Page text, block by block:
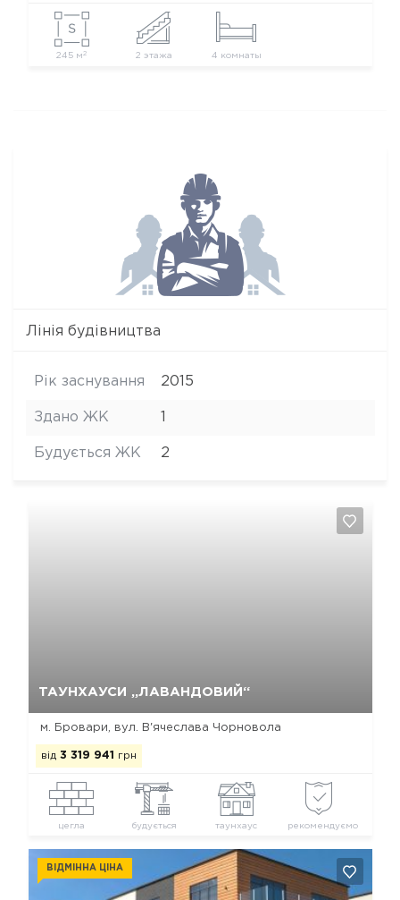
245 м 2 2 этажа 4 комнаты
Лінія будівництва
Рік заснування 2015
Здано ЖК 1
Будується ЖК 2
ТАУНХАУСИ „ЛАВАНДОВИЙ“
м. Бровари, вул. В'ячеслава Чорновола
від 3 319 941 грн
цегла будується таунхаус рекомендуємо
ВІДМІННА ЦІНА